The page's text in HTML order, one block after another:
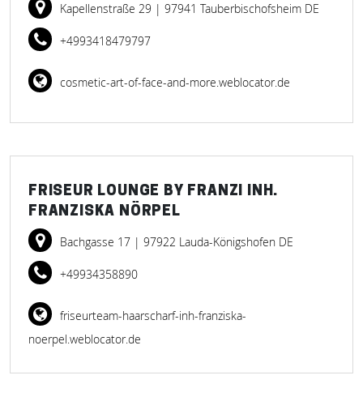
Kapellenstraße 29 | 97941 Tauberbischofsheim DE
+4993418479797
cosmetic-art-of-face-and-more.weblocator.de
FRISEUR LOUNGE BY FRANZI INH.
FRANZISKA NÖRPEL
Bachgasse 17 | 97922 Lauda-Königshofen DE
+49934358890
friseurteam-haarscharf-inh-franziska-
noerpel.weblocator.de